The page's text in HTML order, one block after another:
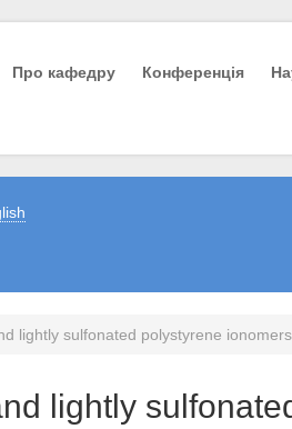
Про кафедру Конференція
lightly sulfonated polystyrene ionomers
lightly